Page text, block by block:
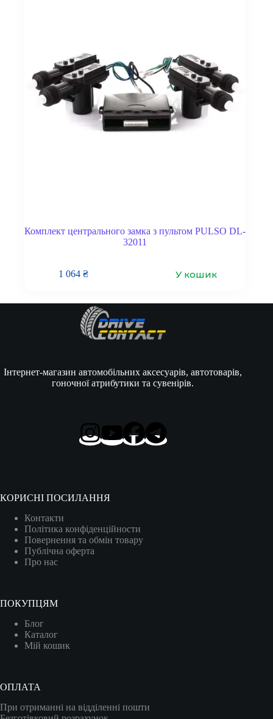
Комплект центрального замка з пультом PULSO DL-
32011
1 064₴ У кошик
Інтернет-магазин автомобільних аксесуарів, автотоварів,
гоночної атрибутики та сувенірів.
КОРИСНІ ПОСИЛАННЯ
Контакти
Політика конфіденційности
Повернення та обмін товару
Публічна оферта
Про нас
ПОКУПЦЯМ
Блог
Каталог
Мій кошик
ОПЛАТА
При отриманні на відділенні пошти